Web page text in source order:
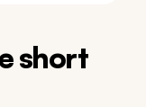
short